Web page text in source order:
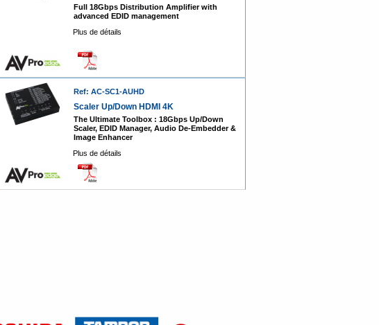
Full 18Gbps Distribution Amplifier with
advanced EDID management
Plus de détails
Ref: AC-SC1-AUHD
Scaler Up/Down HDMI 4K
The Ultimate Toolbox : 18Gbps Up/Down
Scaler, EDID Manager, Audio De-Embedder &
Image Enhancer
Plus de détails